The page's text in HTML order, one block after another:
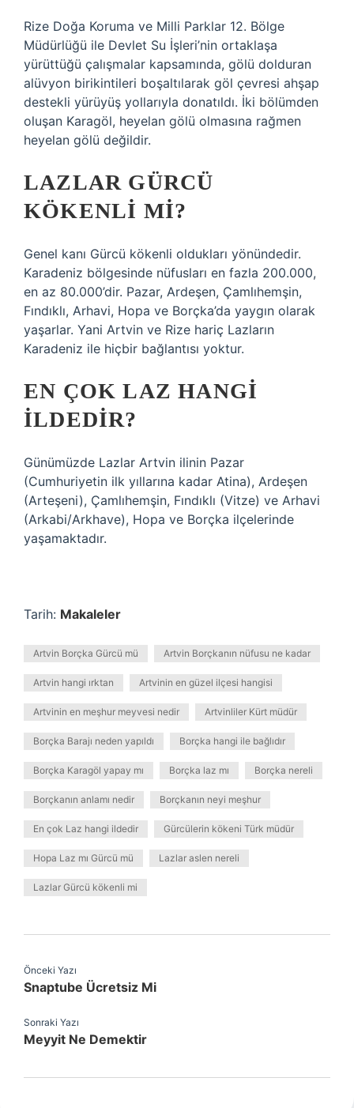
Rize Doğa Koruma ve Milli Parklar 12. Bölge
Müdürlüğü ile Devlet Su İşleri’nin ortaklaşa
yürüttüğü çalışmalar kapsamında, gölü dolduran
alüvyon birikintileri boşaltılarak göl çevresi ahşap
destekli yürüyüş yollarıyla donatıldı. İki bölümden
oluşan Karagöl, heyelan gölü olmasına rağmen
heyelan gölü değildir.
LAZLAR GÜRCÜ
KÖKENLI MI?
Genel kanı Gürcü kökenli oldukları yönündedir.
Karadeniz bölgesinde nüfusları en fazla 200.000,
en az 80.000’dir. Pazar, Ardeşen, Çamlıhemşin,
Fındıklı, Arhavi, Hopa ve Borçka’da yaygın olarak
yaşarlar. Yani Artvin ve Rize hariç Lazların
Karadeniz ile hiçbir bağlantısı yoktur.
EN ÇOK LAZ HANGI
ILDEDIR?
Günümüzde Lazlar Artvin ilinin Pazar
(Cumhuriyetin ilk yıllarına kadar Atina), Ardeşen
(Arteşeni), Çamlıhemşin, Fındıklı (Vitze) ve Arhavi
(Arkabi/Arkhave), Hopa ve Borçka ilçelerinde
yaşamaktadır.
Tarih: Makaleler
Artvin Borçka Gürcü mü Artvin Borçkanın nüfusu ne kadar
Artvin hangi ırktan Artvinin en güzel ilçesi hangisi
Artvinin en meşhur meyvesi nedir Artvinliler Kürt müdür
Borçka Barajı neden yapıldı Borçka hangi ile bağlıdır
Borçka Karagöl yapay mı Borçka laz mı Borçka nereli
Borçkanın anlamı nedir Borçkanın neyi meşhur
En çok Laz hangi ildedir Gürcülerin kökeni Türk müdür
Hopa Laz mı Gürcü mü Lazlar aslen nereli
Lazlar Gürcü kökenli mi
Önceki Yazı
Snaptube Ücretsiz Mi
Sonraki Yazı
Meyyit Ne Demektir